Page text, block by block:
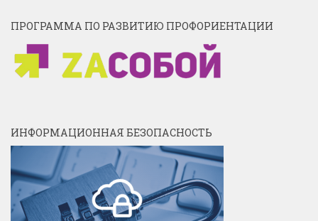
ПРОГРАММА ПО РАЗВИТИЮ ПРОФОРИЕНТАЦИИ
ИНФОРМАЦИОННАЯ БЕЗОПАСНОСТЬ